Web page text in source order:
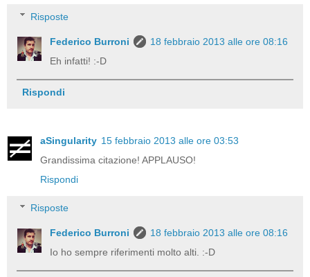
Risposte
Federico Burroni
18 febbraio 2013 alle ore 08:16
Eh infatti! :-D
Rispondi
aSingularity 15 febbraio 2013 alle ore 03:53
Grandissima citazione! APPLAUSO!
Rispondi
Risposte
Federico Burroni
18 febbraio 2013 alle ore 08:16
Io ho sempre riferimenti molto alti. :-D